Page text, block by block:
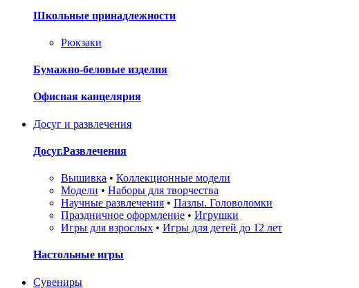
Школьные принадлежности
Рюкзаки
Бумажно-беловые изделия
Офисная канцелярия
Досуг и развлечения
Досуг.Развлечения
Вышивка • Коллекционные модели
Модели • Наборы для творчества
Научные развлечения • Пазлы. Головоломки
Праздничное оформление • Игрушки
Игры для взрослых • Игры для детей до 12 лет
Настольные игры
Сувениры